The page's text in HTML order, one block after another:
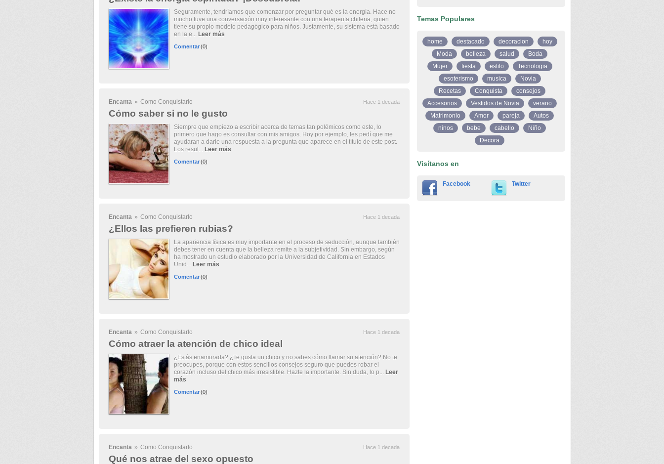
Seguramente, tendríamos que comenzar por preguntar qué es la energía. Hace no
mucho tuve una conversación muy interesante con una terapeuta chilena, quien
tiene su propio modelo pedagógico para niños. Justamente, su sistema está basado
en la e... Leer más
Comentar (0)
Encanta » Como Conquistarlo Hace 1 decada
Cómo saber si no le gusto
Siempre que empiezo a escribir acerca de temas tan polémicos como este, lo
primero que hago es consultar con mis amigos. Hoy por ejemplo, les pedí que me
ayudaran a darle una respuesta a la pregunta que aparece en el título de este post.
Los resul... Leer más
Comentar (0)
Encanta » Como Conquistarlo Hace 1 decada
¿Ellos las prefieren rubias?
La apariencia física es muy importante en el proceso de seducción, aunque también
debes tener en cuenta que la belleza remite a la subjetividad. Sin embargo, según
ha mostrado un estudio elaborado por la Universidad de California en Estados
Unid... Leer más
Comentar (0)
Encanta » Como Conquistarlo Hace 1 decada
Cómo atraer la atención de chico ideal
¿Estás enamorada? ¿Te gusta un chico y no sabes cómo llamar su atención? No te
preocupes, porque con estos sencillos consejos seguro que puedes robar el
corazón incluso del chico más irresistible. Hazte la importante. Sin duda, lo p... Leer
más
Comentar (0)
Encanta » Como Conquistarlo Hace 1 decada
Qué nos atrae del sexo opuesto
Temas Populares
home destacado decoracion
hoy
Moda
belleza salud
Boda
Mujer
fiesta estilo
Tecnologia
esoterismo
musica
Novia
Recetas
Conquista
consejos
Accesorios
Vestidos de Novia
verano
Matrimonio
Amor pareja
Autos
ninos
bebe cabello
Niño
Decora
Visítanos en
Facebook Twitter